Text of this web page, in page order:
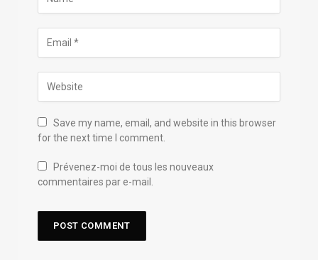
Save my name, email, and website in this browser
for the next time I comment.
Prévenez-moi de tous les nouveaux
commentaires par e-mail.